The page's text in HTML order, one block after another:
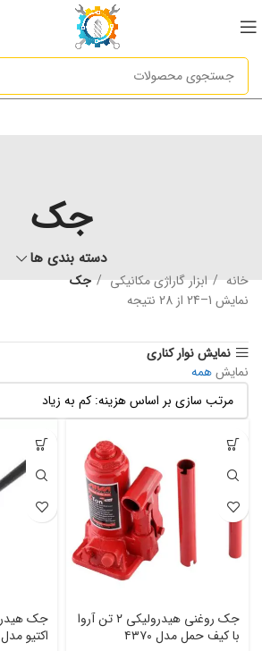
جک
دسته بندی ها
خانه ابزار گاراژی مکانیکی
جک
نمایش 1–24 از 28 نتیجه
نمایش نوار کناری
نمایشهمه
جک روغنی هیدرولیکی ۲ تن آروا
با کیف حمل مدل ۴۳۷۰
اکتیو مدل AC3002